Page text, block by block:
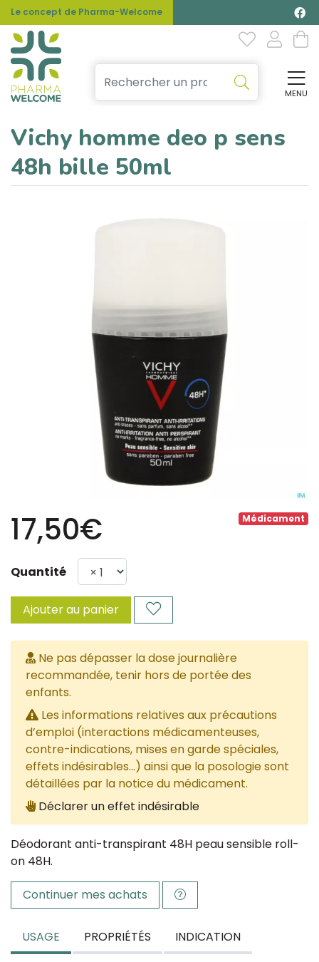
Le concept de Pharma-Welcome
MENU
Vichy homme deo p sens
48h bille 50ml
Médicament
17,50€
Quantité
Ajouter au panier
Ne pas dépasser la dose journalière
recommandée, tenir hors de portée des
enfants.
Les informations relatives aux précautions
d’emploi (interactions médicamenteuses,
contre-indications, mises en garde spéciales,
effets indésirables...) ainsi que la posologie sont
détaillées par la notice du médicament.
Déclarer un effet indésirable
Déodorant anti-transpirant 48H peau sensible roll-
on 48H.
Continuer mes achats
USAGE PROPRIÉTÉS
INDICATION